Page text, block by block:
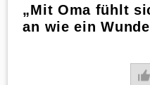
„Mit Oma fühlt
an wie ein